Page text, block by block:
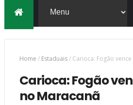
Home / Estaduais/ Carioca: Fogão
Carioca: Fogão
no Maracanã